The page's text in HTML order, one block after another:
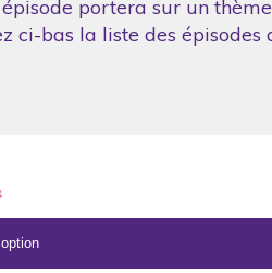
portera sur un
ci-bas la liste des